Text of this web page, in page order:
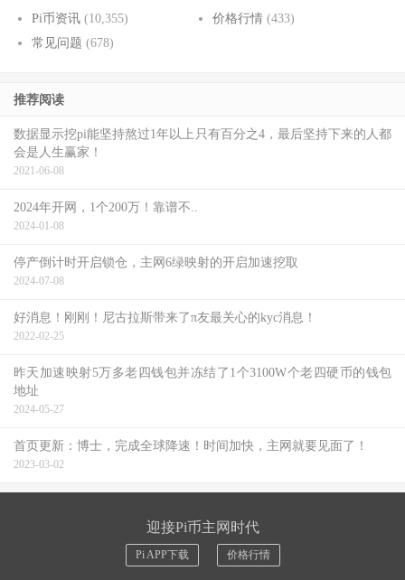
Pi币资讯 (10,355) 价格行情(433)
常见问题 (678)
推荐阅读
数据显示挖pi能坚持熬过1年以上只有百分之4，最后坚持下来的人都
会是人生赢家！
2021-06-08
2024年开网，1个200万！靠谱不..
2024-01-08
停产倒计时开启锁仓，主网6绿映射的开启加速挖取
2024-07-08
好消息！刚刚！尼古拉斯带来了π友最关心的kyc消息！
2022-02-25
昨天加速映射5万多老四钱包并冻结了1个3100W个老四硬币的钱包
地址
2024-05-27
首页更新：博士，完成全球降速！时间加快，主网就要见面了！
2023-03-02
迎接Pi币主网时代
Pi APP下载 价格行情